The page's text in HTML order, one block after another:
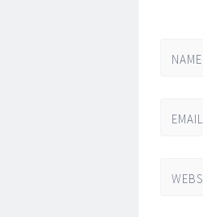
NAME
EMAIL